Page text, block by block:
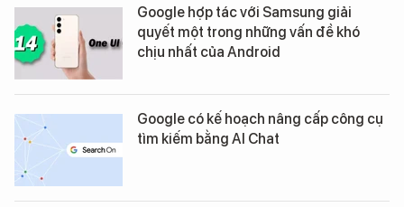
Google hợp tác với Samsung giải
quyết một trong những vấn đề khó
chịu nhất của Android
Google có kế hoạch nâng cấp công cụ
tìm kiếm bằng AI Chat